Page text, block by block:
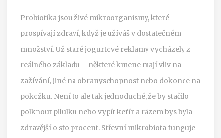
Probiotika jsou živé mikroorganismy, které
prospívají zdraví, když je užíváš v dostatečném
množství. Už staré jogurtové reklamy vycházely z
reálného základu – některé kmene mají vliv na
zažívání, jiné na obranyschopnost nebo dokonce na
pokožku. Není to ale tak jednoduché, že by stačilo
polknout pilulku nebo vypít kefír a rázem bys byla
zdravější o sto procent. Střevní mikrobiota funguje